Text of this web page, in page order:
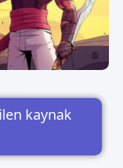
kaynak